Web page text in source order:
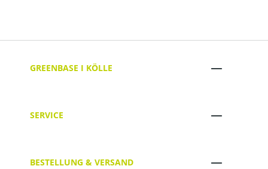
GREENBASE I KÖLLE
SERVICE
BESTELLUNG & VERSAND